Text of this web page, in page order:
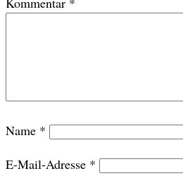
Name *
E-Mail-Adresse *